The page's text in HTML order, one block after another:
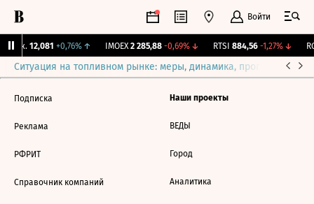
Войти
Бирж. 12,081 +0,76%↑ IMOEX 2 285,88 -0,69%↓ RTSI 884,56 -1,27%↓
Ситуация на топливном рынке: меры, динамика, прогнозы
Подписка
Реклама
РФРИТ
Справочник компаний
Наши проекты
ВЕДЫ
Город
Аналитика